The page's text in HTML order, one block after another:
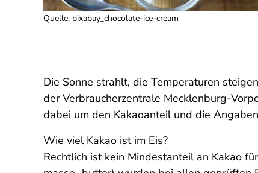
Quelle: pixabay_chocolate-ice-cream
Die Sonne strahlt, die Temperaturen
der Verbraucherzentrale Mecklenburg-
dabei um den Kakaoanteil und die
Wie viel Kakao ist im Eis?
Rechtlich ist kein Mindestanteil an Kakao